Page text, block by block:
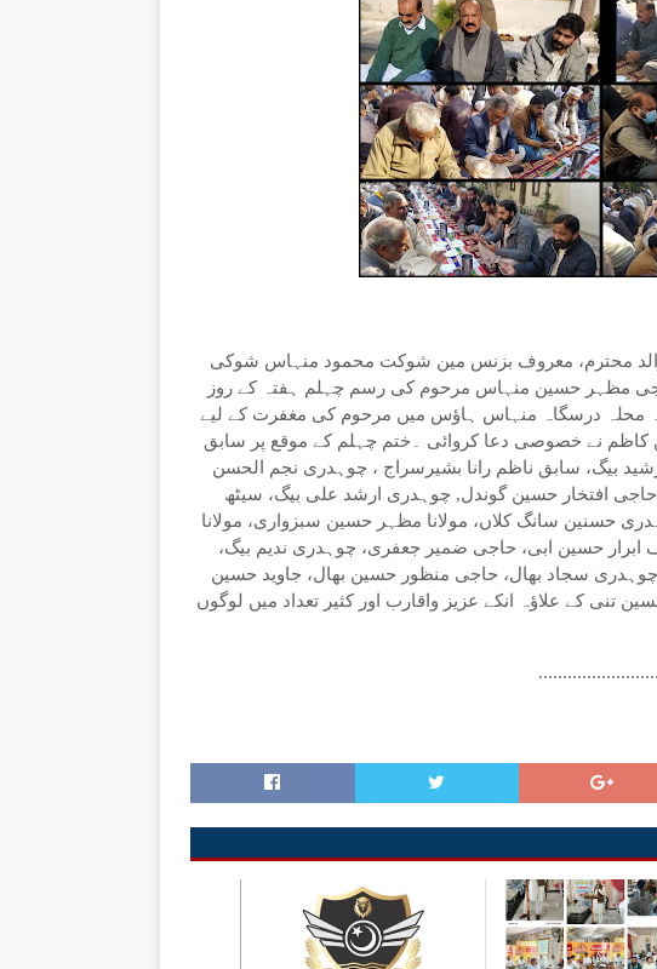
محترم، معروف بزنس مین شوکت محمود منہاس شوکی
مظہر حسین منہاس مرحوم کی رسم چہلم ہفتہ کے روز
محلہ درسگاہ منہاس ہاؤس میں مرحوم کی مغفرت کے لیے
کاظم نے خصوصی دعا کروائی ۔ختم چہلم کے موقع پر سابق
بیگ، سابق ناظم رانا بشیرسراج ، چوہدری نجم الحسن
افتخار حسین گوندل, چوہدری ارشد علی بیگ، سیٹھ
حسنین سانگ کلاں، مولانا مظہر حسین سبزواری، مولانا
حسین ابی، حاجی ضمیر جعفری، چوہدری ندیم بیگ،
سجاد بھال، حاجی منظور حسین بھال، جاوید حسین
تنی کے علاؤہ انکے عزیز واقارب اور کثیر تعداد میں لوگوں